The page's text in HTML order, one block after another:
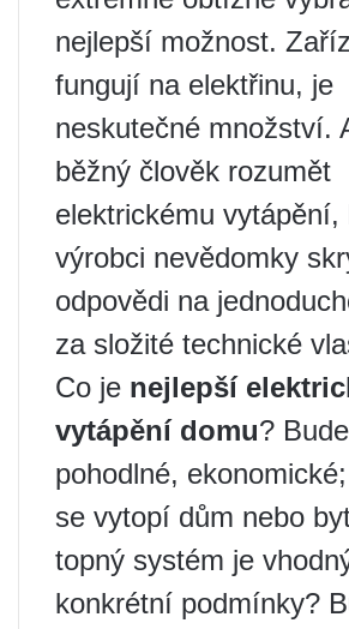
nejlepší možnost.
fungují na elektřinu, je
neskutečné množství.
běžný člověk rozumět
elektrickému vytápění,
výrobci nevědomky
odpovědi na
za složité technické
Co je nejlepší
vytápění domu?
pohodlné,
se vytopí dům nebo
topný systém je
konkrétní podmínky?